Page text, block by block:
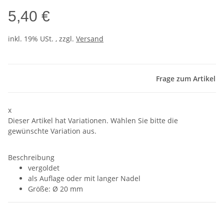
5,40 €
inkl. 19% USt. , zzgl. Versand
Frage zum Artikel
x
Dieser Artikel hat Variationen. Wählen Sie bitte die
gewünschte Variation aus.
Beschreibung
vergoldet
als Auflage oder mit langer Nadel
Größe: Ø 20 mm